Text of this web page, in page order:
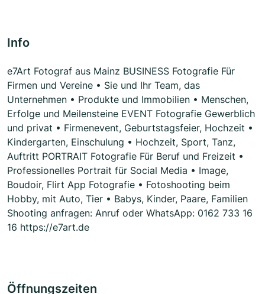
Info
e7Art Fotograf aus Mainz BUSINESS Fotografie Für
Firmen und Vereine • Sie und Ihr Team, das
Unternehmen • Produkte und Immobilien • Menschen,
Erfolge und Meilensteine EVENT Fotografie Gewerblich
und privat • Firmenevent, Geburtstagsfeier, Hochzeit •
Kindergarten, Einschulung • Hochzeit, Sport, Tanz,
Auftritt PORTRAIT Fotografie Für Beruf und Freizeit •
Professionelles Portrait für Social Media • Image,
Boudoir, Flirt App Fotografie • Fotoshooting beim
Hobby, mit Auto, Tier • Babys, Kinder, Paare, Familien
Shooting anfragen: Anruf oder WhatsApp: 0162 733 16
16 https://e7art.de
Öffnungszeiten